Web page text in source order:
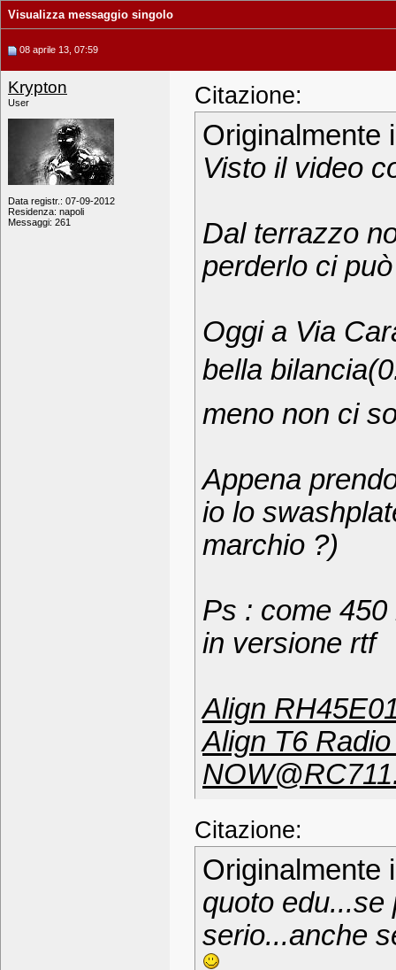
Visualizza messaggio singolo
08 aprile 13, 07:59
Krypton
User
Data registr.: 07-09-2012
Residenza: napoli
Messaggi: 261
Citazione:
Originalmente
Visto il video
Dal terrazzo
perderlo ci
Oggi a Via
bella
meno non ci
Appena
io lo
marchio ?)
Ps : come
in versione rtf
Align
Align T6
Citazione:
Originalmente
quoto edu...se
serio...anche